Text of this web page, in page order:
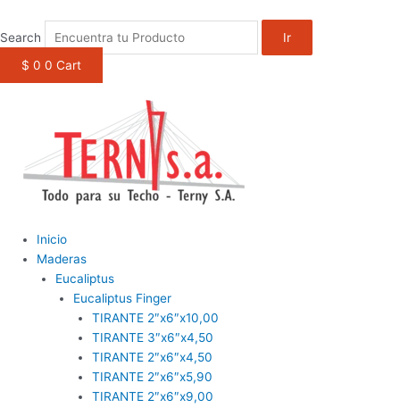
contenido
Search
Ir
$ 0 0 Cart
Inicio
Maderas
Eucaliptus
Eucaliptus Finger
TIRANTE 2″x6″x10,00
TIRANTE 3″x6″x4,50
TIRANTE 2″x6″x4,50
TIRANTE 2″x6″x5,90
TIRANTE 2″x6″x9,00